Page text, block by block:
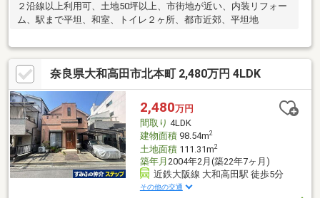
２沿線以上利用可、土地50坪以上、市街地が近い、内装リフォー
ム、駅まで平坦、和室、トイレ２ヶ所、都市近郊、平坦地
奈良県大和高田市北本町 2,480万円 4LDK
2,480万円
間取り 4LDK
建物面積98.54m2
土地面積111.31m2
築年月 2004年2月(築22年7ヶ月)
近鉄大阪線 大和高田駅 徒歩5分
その他の交通